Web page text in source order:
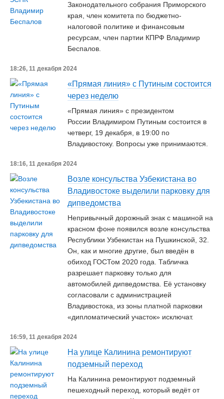
Законодательного собрания Приморского
края, член комитета по бюджетно-
налоговой политике и финансовым
ресурсам, член партии КПРФ Владимир
Беспалов.
18:26, 11 декабря 2024
«Прямая линия» с Путиным состоится
через неделю
«Прямая линия» с президентом
России Владимиром Путиным состоится в
четверг, 19 декабря, в 19:00 по
Владивостоку. Вопросы уже принимаются.
18:16, 11 декабря 2024
Возле консульства Узбекистана во
Владивостоке выделили парковку для
дипведомства
Непривычный дорожный знак с машиной на
красном фоне появился возле консульства
Республики Узбекистан на Пушкинской, 32.
Он, как и многие другие, был введён в
обиход ГОСТом 2020 года. Табличка
разрешает парковку только для
автомобилей дипведомства. Её установку
согласовали с администрацией
Владивостока, из зоны платной парковки
«дипломатический участок» исключат.
16:59, 11 декабря 2024
На улице Калинина ремонтируют
подземный переход
На Калинина ремонтируют подземный
пешеходный переход, который ведёт от